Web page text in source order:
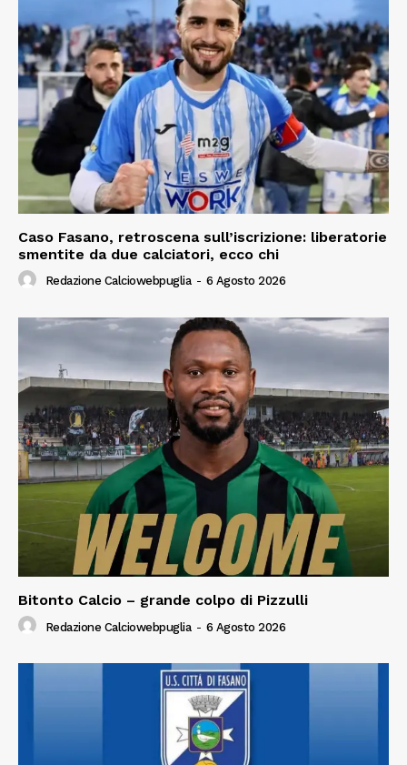
Caso Fasano, retroscena sull’iscrizione: liberatorie
smentite da due calciatori, ecco chi
Redazione Calciowebpuglia - 6 Agosto 2026
Bitonto Calcio – grande colpo di Pizzulli
Redazione Calciowebpuglia - 6 Agosto 2026